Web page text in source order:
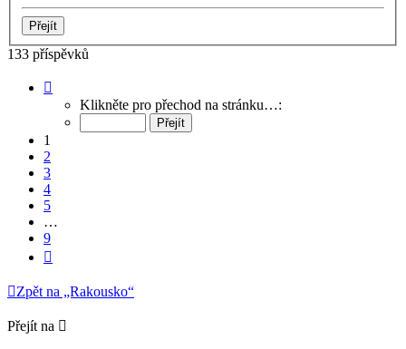
133 příspěvků
Klikněte pro přechod na stránku…:
1
2
3
4
5
…
9
Zpět na „Rakousko“
Přejít na